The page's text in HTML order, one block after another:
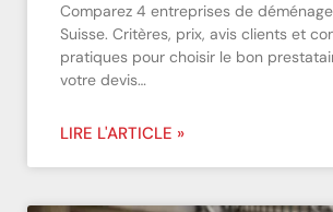
Comparez 4 entreprises de
Suisse. Critères, prix, avis clients et
pratiques pour choisir le bon
votre devis…
LIRE L'ARTICLE »